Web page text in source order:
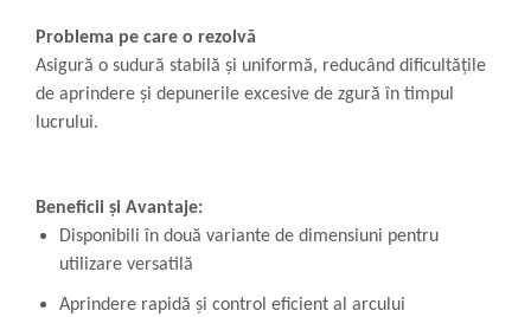
Problema pe care o rezolvă
Asigură o sudură stabilă și uniformă, reducând dificultățile
de aprindere și depunerile excesive de zgură în timpul
lucrului.
Beneficii și Avantaje:
Disponibili în două variante de dimensiuni pentru
utilizare versatilă
Aprindere rapidă și control eficient al arcului